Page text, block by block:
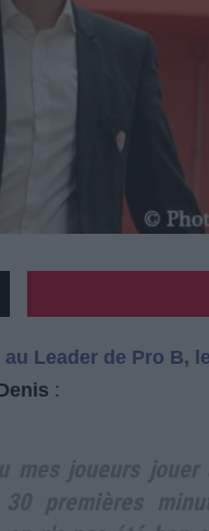
Leader de Pro B,
: